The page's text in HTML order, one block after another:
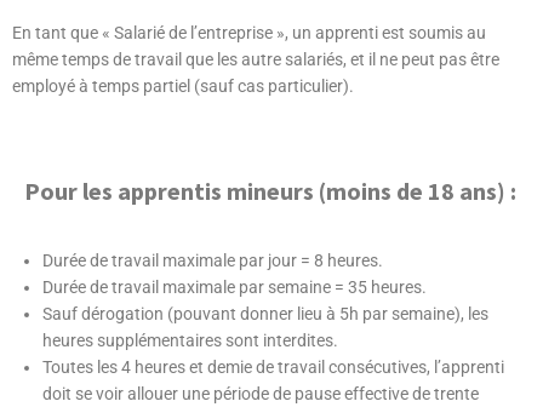
En tant que « Salarié de l’entreprise », un apprenti est soumis au
même temps de travail que les autre salariés, et il ne peut pas être
employé à temps partiel (sauf cas particulier).
Pour les apprentis mineurs (moins de 18 ans) :
Durée de travail maximale par jour = 8 heures.
Durée de travail maximale par semaine = 35 heures.
Sauf dérogation (pouvant donner lieu à 5h par semaine), les
heures supplémentaires sont interdites.
Toutes les 4 heures et demie de travail consécutives, l’apprenti
doit se voir allouer une période de pause effective de trente